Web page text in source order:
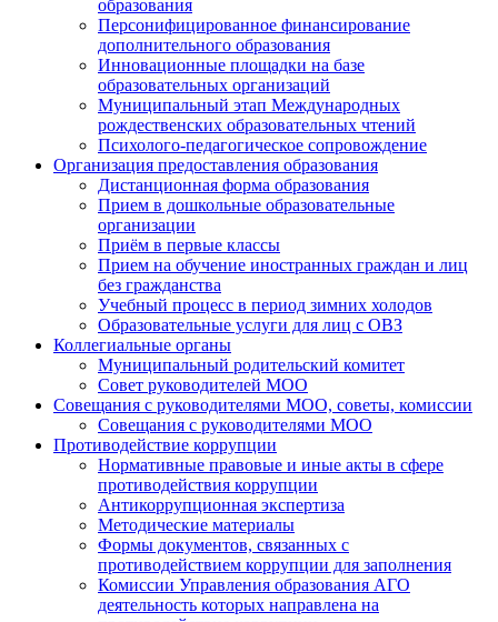
образования
Персонифицированное финансирование
дополнительного образования
Инновационные площадки на базе
образовательных организаций
Муниципальный этап Международных
рождественских образовательных чтений
Психолого-педагогическое сопровождение
Организация предоставления образования
Дистанционная форма образования
Прием в дошкольные образовательные
организации
Приём в первые классы
Прием на обучение иностранных граждан и лиц
без гражданства
Учебный процесс в период зимних холодов
Образовательные услуги для лиц с ОВЗ
Коллегиальные органы
Муниципальный родительский комитет
Совет руководителей МОО
Совещания с руководителями МОО, советы, комиссии
Совещания с руководителями МОО
Противодействие коррупции
Нормативные правовые и иные акты в сфере
противодействия коррупции
Антикоррупционная экспертиза
Методические материалы
Формы документов, связанных с
противодействием коррупции для заполнения
Комиссии Управления образования АГО
деятельность которых направлена на